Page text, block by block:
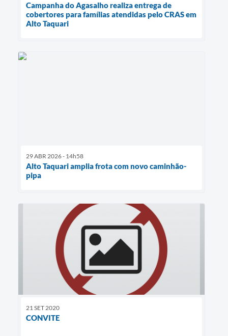
Campanha do Agasalho realiza entrega de
cobertores para famílias atendidas pelo CRAS em
Alto Taquari
29 ABR 2026 - 14h58
Alto Taquari amplia frota com novo caminhão-
pipa
21 SET 2020
CONVITE